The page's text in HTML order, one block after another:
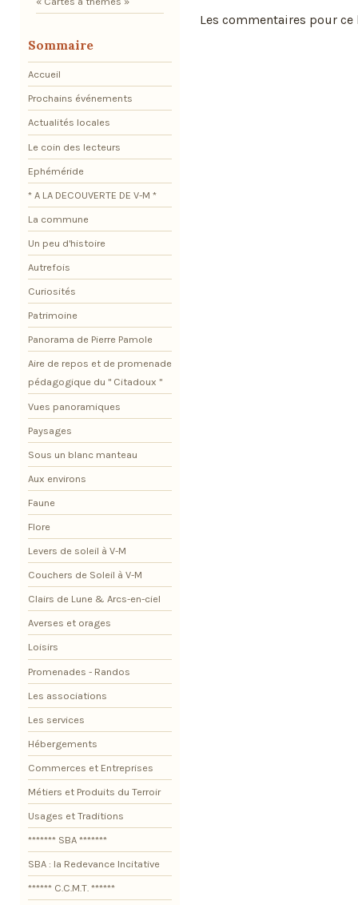
Les commentaires pour
Sommaire
Accueil
Prochains événements
Actualités locales
Le coin des lecteurs
Ephéméride
* A LA DECOUVERTE DE V-M *
La commune
Un peu d'histoire
Autrefois
Curiosités
Patrimoine
Panorama de Pierre Pamole
Aire de repos et de promenade
pédagogique du " Citadoux "
Vues panoramiques
Paysages
Sous un blanc manteau
Aux environs
Faune
Flore
Levers de soleil à V-M
Couchers de Soleil à V-M
Clairs de Lune & Arcs-en-ciel
Averses et orages
Loisirs
Promenades - Randos
Les associations
Les services
Hébergements
Commerces et Entreprises
Métiers et Produits du Terroir
Usages et Traditions
******* SBA *******
SBA : la Redevance Incitative
****** C.C.M.T. ******